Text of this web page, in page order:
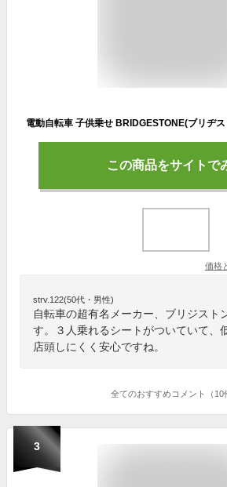
この商品をサイトで
価格
strv.122(50代・男性)
自転車の超有名メーカー、ブリジスト
す。３人乗れるシートがついていて、
店頭しにくく安心ですね。
全てのおすすめコメント（10
3